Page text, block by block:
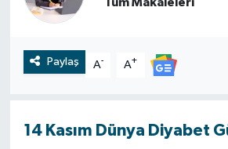
Paylaş A- A+
14 Kasım Dünya Diyabet
RESMİ İLAN
BİLİM VE TEKNOLOJİ
RESMİ İLAN
Yaşam